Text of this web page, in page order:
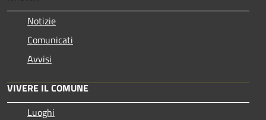
Notizie
Comunicati
Avvisi
VIVERE IL COMUNE
Luoghi